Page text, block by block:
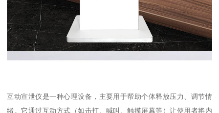
互动宣泄仪是一种心理设备，主要用于帮助个体释放压力、调节情
绪。它通过互动方式（如击打、喊叫、触摸屏幕等）让使用者将内